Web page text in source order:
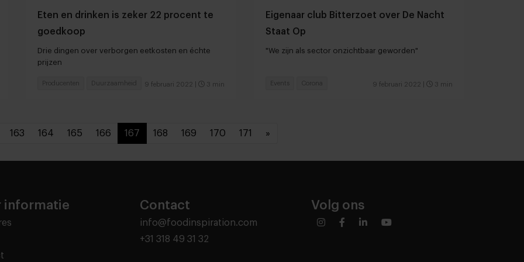
Eten en drinken is zeker 22 procent te
goedkoop
Drie dingen over verborgen eetkosten en échte
prijzen
9 februari 2022 3 min
Producenten Duurzaamheid
Eigenaar club Bitterzoet over De Nacht
Staat Op
"We zijn als sector onzichtbaar geworden"
9 februari 2022 3 min
Events Corona
163 164 165 166 167 168 169 170 171 »
informatie Contact
info@foodinspiration.com
+31 318 49 31 32
Volg ons